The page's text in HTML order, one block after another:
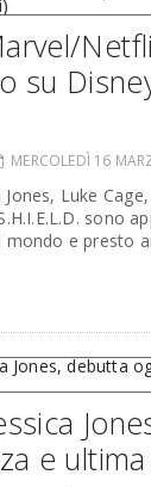
su
MERCOLEDÌ 16
Jones, Luke
sono
mondo e presto
e